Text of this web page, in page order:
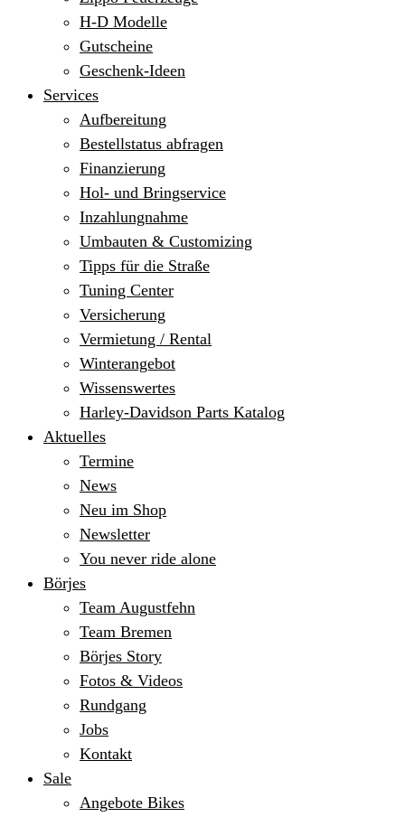
H-D Modelle
Gutscheine
Geschenk-Ideen
Services
Aufbereitung
Bestellstatus abfragen
Finanzierung
Hol- und Bringservice
Inzahlungnahme
Umbauten & Customizing
Tipps für die Straße
Tuning Center
Versicherung
Vermietung / Rental
Winterangebot
Wissenswertes
Harley-Davidson Parts Katalog
Aktuelles
Termine
News
Neu im Shop
Newsletter
You never ride alone
Börjes
Team Augustfehn
Team Bremen
Börjes Story
Fotos & Videos
Rundgang
Jobs
Kontakt
Sale
Angebote Bikes